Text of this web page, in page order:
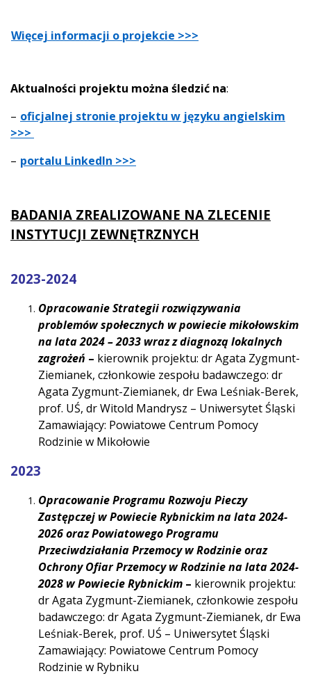
Więcej informacji o projekcie >>>
Aktualności projektu można śledzić na:
– oficjalnej stronie projektu w języku angielskim
>>>
– portalu LinkedIn >>>
BADANIA ZREALIZOWANE NA ZLECENIE
INSTYTUCJI ZEWNĘTRZNYCH
2023-2024
Opracowanie Strategii rozwiązywania
problemów społecznych w powiecie mikołowskim
na lata 2024 – 2033 wraz z diagnozą lokalnych
zagrożeń – kierownik projektu: dr Agata Zygmunt-
Ziemianek, członkowie zespołu badawczego: dr
Agata Zygmunt-Ziemianek, dr Ewa Leśniak-Berek,
prof. UŚ, dr Witold Mandrysz – Uniwersytet Śląski
Zamawiający: Powiatowe Centrum Pomocy
Rodzinie w Mikołowie
2023
Opracowanie Programu Rozwoju Pieczy
Zastępczej w Powiecie Rybnickim na lata 2024-
2026 oraz Powiatowego Programu
Przeciwdziałania Przemocy w Rodzinie oraz
Ochrony Ofiar Przemocy w Rodzinie na lata 2024-
2028 w Powiecie Rybnickim – kierownik projektu:
dr Agata Zygmunt-Ziemianek, członkowie zespołu
badawczego: dr Agata Zygmunt-Ziemianek, dr Ewa
Leśniak-Berek, prof. UŚ – Uniwersytet Śląski
Zamawiający: Powiatowe Centrum Pomocy
Rodzinie w Rybniku